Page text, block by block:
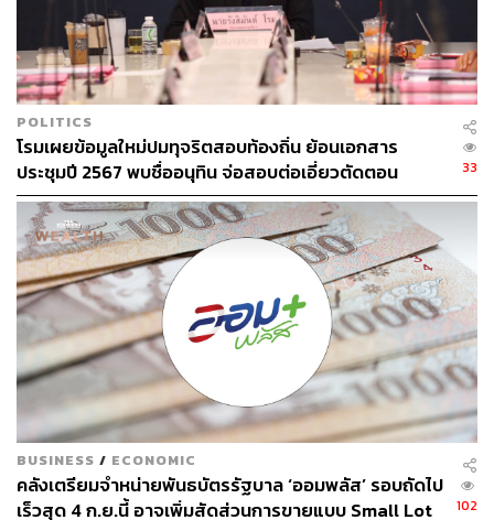
ศวิตา พูลเสถียร
ช่างภาพข่าว ประจำสำนักข่าว THE
STANDARD
POLITICS
โรมเผยข้อมูลใหม่ปมทุจริตสอบท้องถิ่น ย้อนเอกสาร
ประชุมปี 2567 พบชื่ออนุทิน จ่อสอบต่อเอี่ยวตัดตอน
ม.บูรพา หรือไม่
33
BUSINESS / ECONOMIC
คลังเตรียมจำหน่ายพันธบัตรรัฐบาล ‘ออมพลัส’ รอบถัดไป
เร็วสุด 4 ก.ย.นี้ อาจเพิ่มสัดส่วนการขายแบบ Small Lot
102